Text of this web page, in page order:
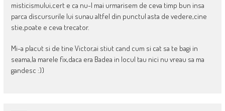
misticismului,cert e ca nu-l mai urmarisem de ceva timp bun insa
parca discursurile lui sunau altfel din punctul asta de vedere,cine
stie,poate e ceva trecator.
Mi-a placut si de tine Victor,ai stiut cand cum si cat sa te bagi in
seama,la marele fix,daca era Badea in locul tau nici nu vreau sa ma
gandesc :))